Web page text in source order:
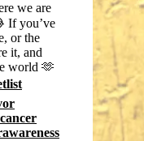
we are
If you’ve
or the
it, and
world 🫶